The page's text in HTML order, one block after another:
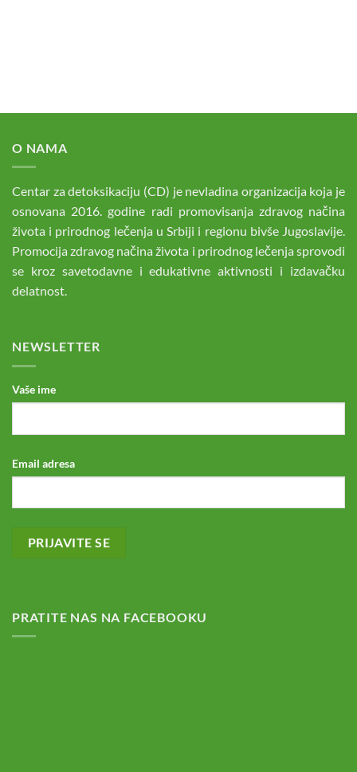
O NAMA
Centar za detoksikaciju (CD) je nevladina organizacija koja je
osnovana 2016. godine radi promovisanja zdravog načina
života i prirodnog lečenja u Srbiji i regionu bivše Jugoslavije.
Promocija zdravog načina života i prirodnog lečenja sprovodi
se kroz savetodavne i edukativne aktivnosti i izdavačku
delatnost.
NEWSLETTER
Vaše ime
Email adresa
PRATITE NAS NA FACEBOOKU